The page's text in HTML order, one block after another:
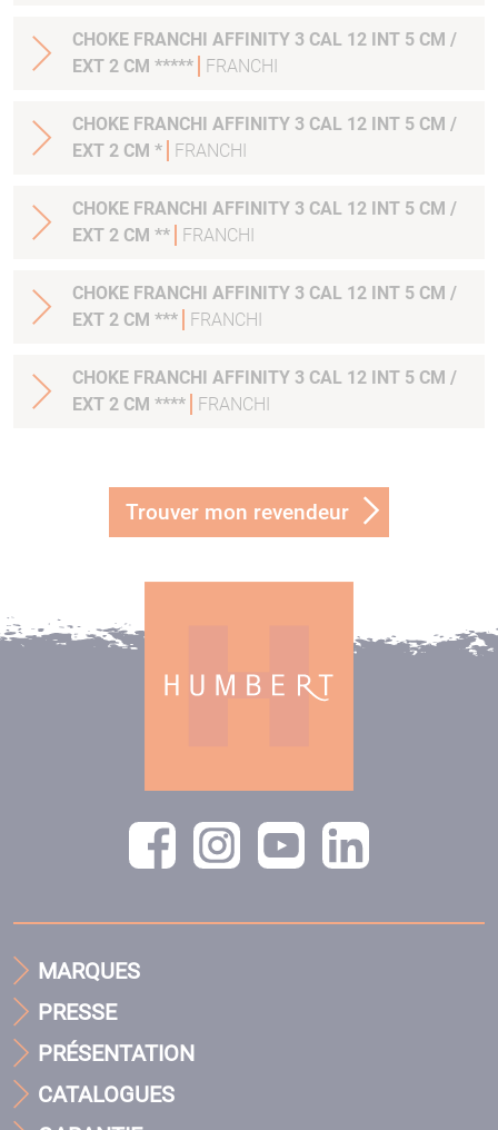
CHOKE FRANCHI AFFINITY 3 CAL 12 INT 5 CM /
EXT 2 CM *****
FRANCHI
CHOKE FRANCHI AFFINITY 3 CAL 12 INT 5 CM /
EXT 2 CM *
FRANCHI
CHOKE FRANCHI AFFINITY 3 CAL 12 INT 5 CM /
EXT 2 CM **
FRANCHI
CHOKE FRANCHI AFFINITY 3 CAL 12 INT 5 CM /
EXT 2 CM ***
FRANCHI
CHOKE FRANCHI AFFINITY 3 CAL 12 INT 5 CM /
EXT 2 CM ****
FRANCHI
Trouver mon revendeur
MARQUES
PRESSE
PRÉSENTATION
CATALOGUES